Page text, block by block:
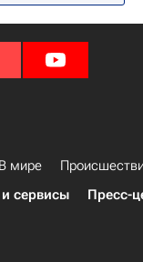
В мире
сервисы Пресс-